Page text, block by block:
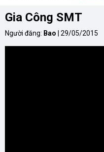
Gia Công SMT
Người đăng: Bao 29/05/2015